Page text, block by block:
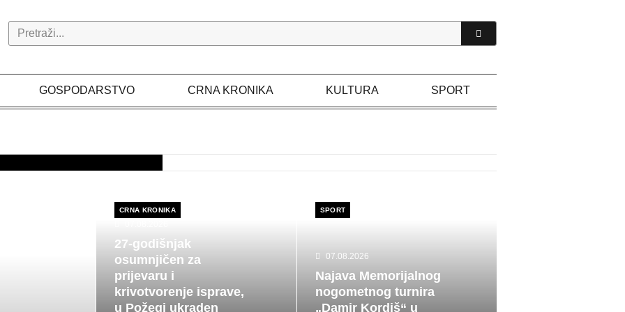
Search
GOSPODARSTVO CRNA KRONIKA KULTURA SPORT
CRNA KRONIKA
27-godišnjak
osumnjičen za
prijevaru i
krivotvorenje isprave,
u Požegi ukraden
SPORT
07.08.2026
Najava Memorijalnog
nogometnog turnira
„Damir Kordiš“ u